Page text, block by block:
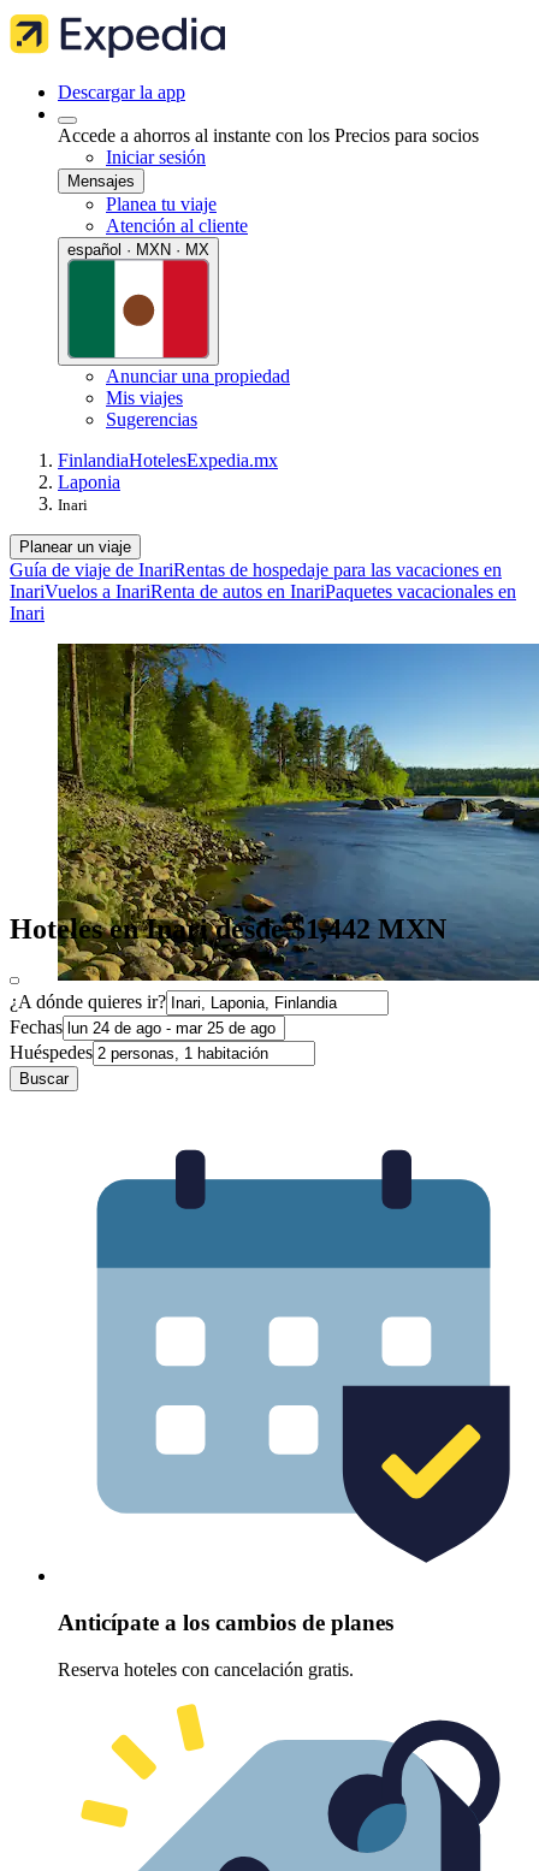
Descargar la app
Accede a ahorros al instante con los Precios para socios
Iniciar sesión
Mensajes
Planea tu viaje
Atención al cliente
español · MXN · MX
Anunciar una propiedad
Mis viajes
Sugerencias
FinlandiaHotelesExpedia.mx
Laponia
Inari
Planear un viaje
Guía de viaje de InariRentas de hospedaje para las vacaciones en
InariVuelos a InariRenta de autos en InariPaquetes vacacionales en
Inari
Hoteles en Inari desde $1,442 MXN
¿A dónde quieres ir?
Fechas
Huéspedes
Buscar
Anticípate a los cambios de planes
Reserva hoteles con cancelación gratis.